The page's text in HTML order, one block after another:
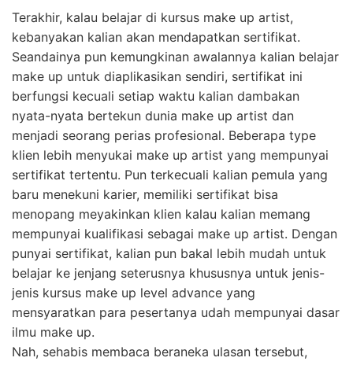
Terakhir, kalau belajar di kursus make up artist,
kebanyakan kalian akan mendapatkan sertifikat.
Seandainya pun kemungkinan awalannya kalian belajar
make up untuk diaplikasikan sendiri, sertifikat ini
berfungsi kecuali setiap waktu kalian dambakan
nyata-nyata bertekun dunia make up artist dan
menjadi seorang perias profesional. Beberapa type
klien lebih menyukai make up artist yang mempunyai
sertifikat tertentu. Pun terkecuali kalian pemula yang
baru menekuni karier, memiliki sertifikat bisa
menopang meyakinkan klien kalau kalian memang
mempunyai kualifikasi sebagai make up artist. Dengan
punyai sertifikat, kalian pun bakal lebih mudah untuk
belajar ke jenjang seterusnya khususnya untuk jenis-
jenis kursus make up level advance yang
mensyaratkan para pesertanya udah mempunyai dasar
ilmu make up.
Nah, sehabis membaca beraneka ulasan tersebut,